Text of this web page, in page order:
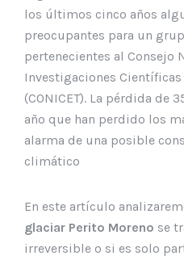
los últimos cinco años
preocupantes para un
pertenecientes al Consejo
Investigaciones Científicas
(CONICET). La pérdida de
año que han perdido los
alarma de una posible
climático
En este artículo
glaciar Perito Moreno se
irreversible o si es solo